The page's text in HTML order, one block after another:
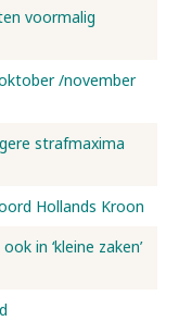
voormalig
/november
strafmaxima
Hollands Kroon
in ‘kleine zaken’